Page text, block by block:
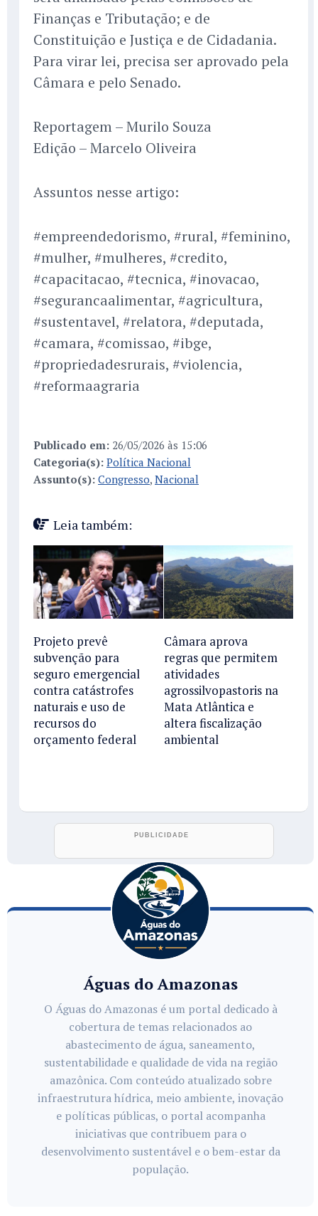
Finanças e Tributação; e de
Constituição e Justiça e de Cidadania.
Para virar lei, precisa ser aprovado pela
Câmara e pelo Senado.
Reportagem – Murilo Souza
Edição – Marcelo Oliveira
Assuntos nesse artigo:
#empreendedorismo, #rural, #feminino,
#mulher, #mulheres, #credito,
#capacitacao, #tecnica, #inovacao,
#segurancaalimentar, #agricultura,
#sustentavel, #relatora, #deputada,
#camara, #comissao, #ibge,
#propriedadesrurais, #violencia,
#reformaagraria
Publicado em: 26/05/2026 às 15:06
Categoria(s): Política Nacional
Assunto(s): Congresso, Nacional
Leia também:
Projeto prevê
subvenção para
seguro emergencial
contra catástrofes
naturais e uso de
recursos do
orçamento federal
Câmara aprova
regras que permitem
atividades
agrossilvopastoris na
Mata Atlântica e
altera fiscalização
ambiental
Águas do Amazonas
O Águas do Amazonas é um portal dedicado à
cobertura de temas relacionados ao
abastecimento de água, saneamento,
sustentabilidade e qualidade de vida na região
amazônica. Com conteúdo atualizado sobre
infraestrutura hídrica, meio ambiente, inovação
e políticas públicas, o portal acompanha
iniciativas que contribuem para o
desenvolvimento sustentável e o bem-estar da
população.